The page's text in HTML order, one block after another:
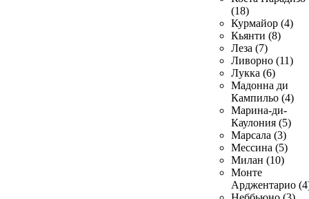
(18)
Курмайор (4)
Кьянти (8)
Леза (7)
Ливорно (11)
Лукка (6)
Мадонна ди
Кампильо (4)
Марина-ди-
Каулония (5)
Марсала (3)
Мессина (5)
Милан (10)
Монте
Арджентарио